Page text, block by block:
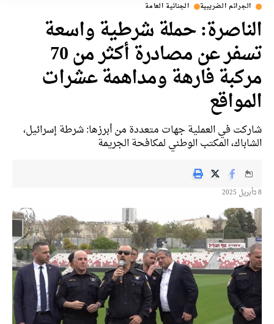
الجرائم الضريبية الجنائية العامة
الناصرة: حملة شرطية واسعة
تسفر عن مصادرة أكثر من 70
مركبة فارهة ومداهمة عشرات
المواقع
شاركت في العملية جهات متعددة من أبرزها: شرطة إسرائيل،
الشاباك، المكتب الوطني لمكافحة الجريمة
8 בأبريل 2025